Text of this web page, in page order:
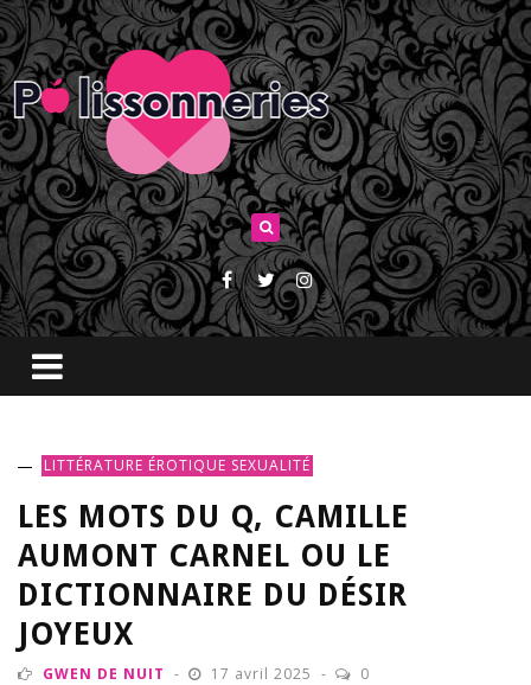
LITTÉRATURE ÉROTIQUE SEXUALITÉ
LES MOTS DU Q, CAMILLE
AUMONT CARNEL OU LE
DICTIONNAIRE DU DÉSIR
JOYEUX
GWEN DE NUIT 17 avril 2025 0